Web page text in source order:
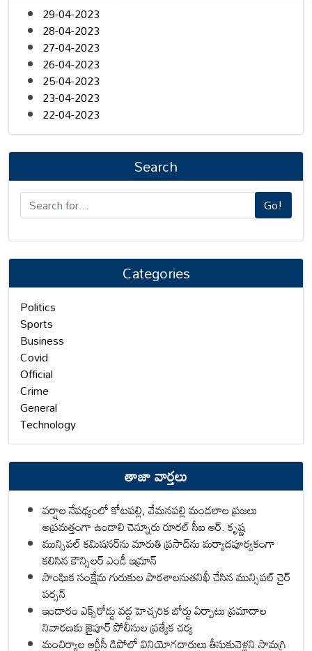
29-04-2023
28-04-2023
27-04-2023
26-04-2023
25-04-2023
23-04-2023
22-04-2023
Search
Go!
Categories
Politics
Sports
Business
Covid
Official
Crime
General
Technology
తాజా వార్తలు
వర్షాల నేపథ్యంలో కోటపల్లి, వేమనపల్లి మండలాల ప్రజలు
అప్రమత్తంగా ఉండాలి చెన్నూరు రూరల్ సీఐ ఆర్. కృష్ణ
మున్సిపల్ కమిషనర్‌ను మారుతి ప్రసాద్‌ను మర్యాదపూర్వకంగా
కలిసిన కౌన్సిలర్ ఎండీ ఇమ్రాన్ ​
సాంఘిక సంక్షేమ గురుకుల పాఠశాలనుతనిఖీ చేసిన మున్సిపల్ చైర్
పర్సన్
ఇందారం ఎక్స్‌రోడ్డు వద్ద హెచ్చరిక బోర్డు ఏర్పాటు ప్రమాదాల
నివారణకు జైపూర్ పోలీసుల ప్రత్యేక చర్య
మంచిర్యాల ఆర్టీసీ డిపోలో వినియోగదారులు తీసుకువెళ్లని సామగ్రి